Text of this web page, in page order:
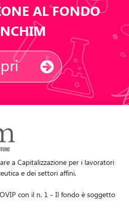
AL FONDO
a Capitalizzazione per i lavoratori
e dei settori affini.
con il n. 1 - Il fondo è soggetto